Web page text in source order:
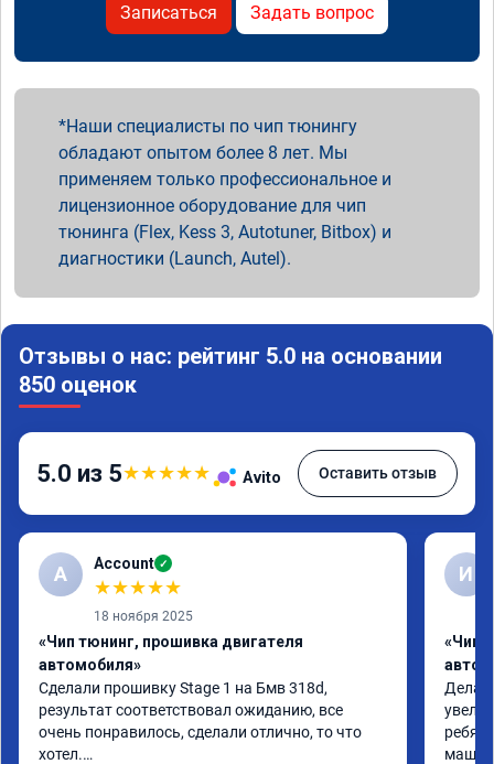
Записаться Задать вопрос
Наши специалисты по чип тюнингу
обладают опытом более 8 лет. Мы
применяем только профессиональное и
лицензионное оборудование для чип
тюнинга (Flex, Kess 3, Autotuner, Bitbox) и
диагностики (Launch, Autel).
Отзывы о нас: рейтинг 5.0 на основании
850 оценок
5.0 из 5★★★★★ Avito Оставить отзыв
A Account ✓
★★★★★
18 ноября 2025
«Чип тюнинг, прошивка двигателя
автомобиля»
Сделали прошивку Stage 1 на Бмв 318d,
результат соответствовал ожиданию, все
очень понравилось, сделали отлично, то что
хотел.
И
«Чип